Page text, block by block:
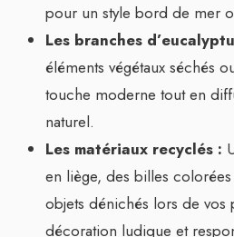
pour un style bord de mer
Les branches
éléments végétaux séchés
touche moderne tout en
naturel.
Les matériaux recyclés :
en liège, des billes
objets dénichés lors de
décoration ludique et